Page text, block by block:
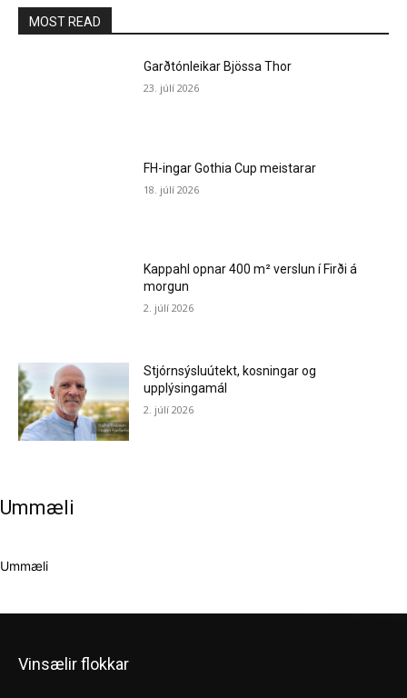
MOST READ
Garðtónleikar Bjössa Thor
23. júlí 2026
FH-ingar Gothia Cup meistarar
18. júlí 2026
Kappahl opnar 400 m² verslun í Firði á
morgun
2. júlí 2026
Stjórnsýsluútekt, kosningar og
upplýsingamál
2. júlí 2026
Ummæli
Ummæli
Vinsælir flokkar